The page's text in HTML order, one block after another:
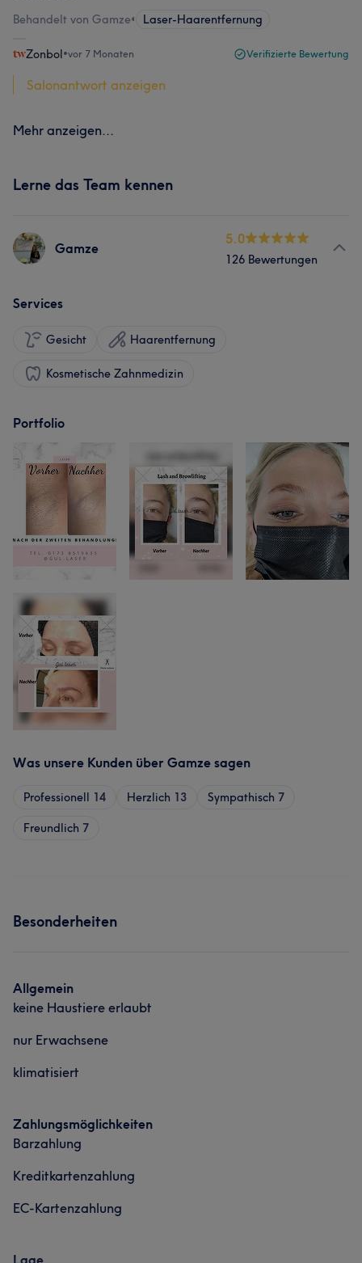
Behandelt von Gamze• Laser-Haarentfernung
Zonbol•vor 7 Monaten Verifizierte Bewertung
Salonantwort anzeigen
Mehr anzeigen...
Lerne das Team kennen
Gamze
5.0
126 Bewertungen
Services
Gesicht Haarentfernung
Kosmetische Zahnmedizin
Portfolio
Was unsere Kunden über Gamze sagen
Professionell 14 Herzlich 13 Sympathisch 7
Freundlich 7
Besonderheiten
Allgemein
keine Haustiere erlaubt
nur Erwachsene
klimatisiert
Zahlungsmöglichkeiten
Barzahlung
Kreditkartenzahlung
EC-Kartenzahlung
Lage